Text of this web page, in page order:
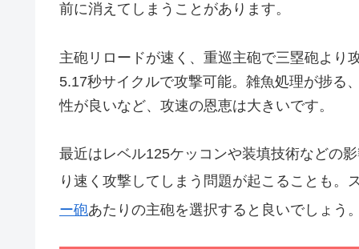
前に消えてしまうことがあります。
主砲リロードが速く、重巡主砲で三塁砲より
5.17秒サイクルで攻撃可能。雑魚処理が捗る
性が良いなど、攻速の恩恵は大きいです。
最近はレベル125ケッコンや装填技術などの
り速く攻撃してしまう問題が起こることも。
ー砲あたりの主砲を選択すると良いでしょう